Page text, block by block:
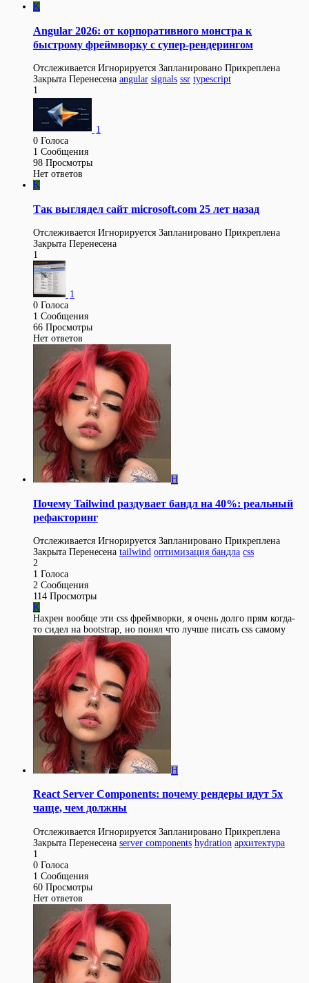
K
Angular 2026: от корпоративного монстра к
быстрому фреймворку с супер-рендерингом
Отслеживается Игнорируется Запланировано Прикреплена
Закрыта Перенесена angular signals ssr typescript
1
1
0 Голоса
1 Сообщения
98 Просмотры
Нет ответов
K
Так выглядел сайт microsoft.com 25 лет назад
Отслеживается Игнорируется Запланировано Прикреплена
Закрыта Перенесена
1
1
0 Голоса
1 Сообщения
66 Просмотры
Нет ответов
H
Почему Tailwind раздувает бандл на 40%: реальный
рефакторинг
Отслеживается Игнорируется Запланировано Прикреплена
Закрыта Перенесена tailwind оптимизация бандла css
2
1 Голоса
2 Сообщения
114 Просмотры
K
Нахрен вообще эти css фреймворки, я очень долго прям когда-
то сидел на bootstrap, но понял что лучше писать css самому
H
React Server Components: почему рендеры идут 5x
чаще, чем должны
Отслеживается Игнорируется Запланировано Прикреплена
Закрыта Перенесена server components hydration архитектура
1
0 Голоса
1 Сообщения
60 Просмотры
Нет ответов